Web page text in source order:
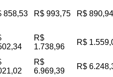
858,53 R$ 993,75 R$ 890,94
R$
1.738,96
R$
R$
6.969,39
R$